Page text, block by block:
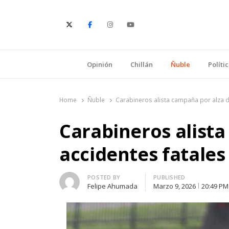
Opinión Chillán Ñuble
Home Ñuble Carabineros alista campaña por alza
Carabineros
accidentes fatales
Author
POSTED BY
Felipe Ahumada
PUBLISHED
Marzo 9, 2026 20:49 PM